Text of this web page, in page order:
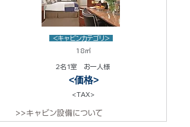
<キャビンカテゴリ>
18㎡
2名1室 お一人様
<価格>
<TAX>
>>キャビン設備について